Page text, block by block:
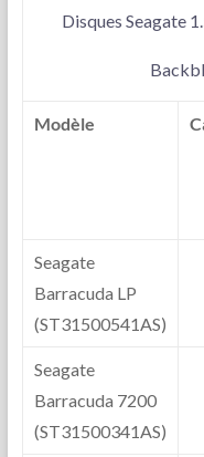
Disques Seagate
Modèle
Seagate
Barracuda LP
(ST31500541AS)
Seagate
Barracuda 7200
(ST31500341AS)